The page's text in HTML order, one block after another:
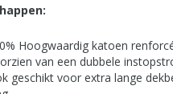
Hoogwaardig katoen
van een dubbele
geschikt voor extra lange